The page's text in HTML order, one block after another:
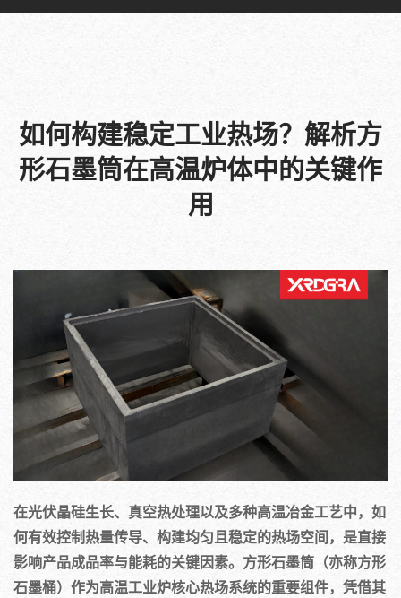
如何构建稳定工业热场？解析方
形石墨筒在高温炉体中的关键作
用
在光伏晶硅生长、真空热处理以及多种高温冶金工艺中，如
何有效控制热量传导、构建均匀且稳定的热场空间，是直接
影响产品成品率与能耗的关键因素。方形石墨筒（亦称方形
石墨桶）作为高温工业炉核心热场系统的重要组件，凭借其